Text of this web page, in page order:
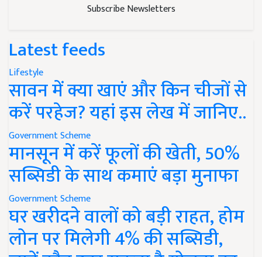
Subscribe Newsletters
Latest feeds
Lifestyle
सावन में क्या खाएं और किन चीजों से
करें परहेज? यहां इस लेख में जानिए..
Government Scheme
मानसून में करें फूलों की खेती, 50%
सब्सिडी के साथ कमाएं बड़ा मुनाफा
Government Scheme
घर खरीदने वालों को बड़ी राहत, होम
लोन पर मिलेगी 4% की सब्सिडी,